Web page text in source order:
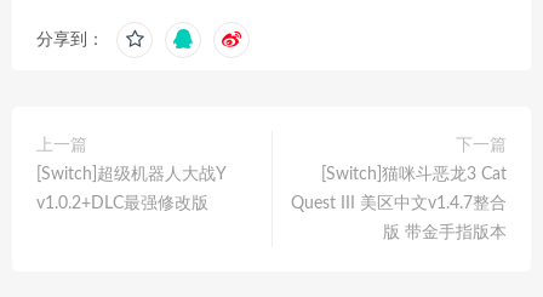
分享到：
上一篇
[Switch]超级机器人大战Y
v1.0.2+DLC最强修改版
下一篇
[Switch]猫咪斗恶龙3 Cat
Quest III 美区中文v1.4.7整合
版 带金手指版本